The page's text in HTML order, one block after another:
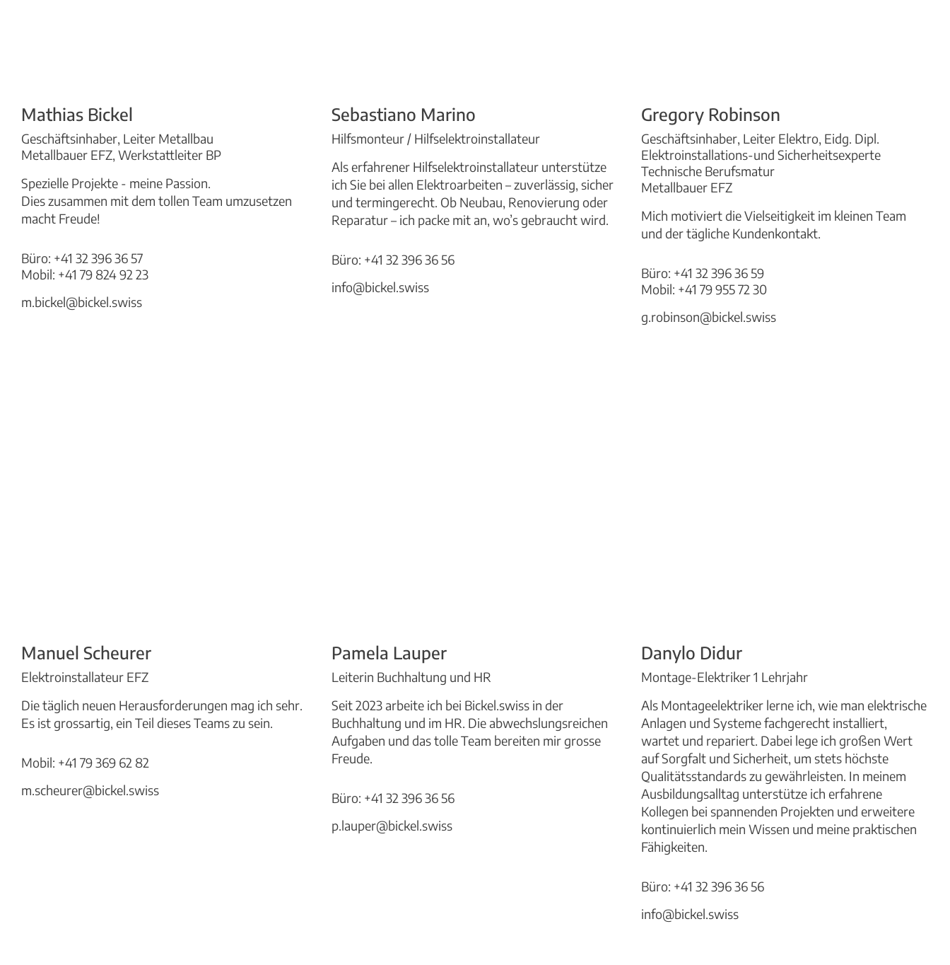
Mathias Bickel
Geschäftsinhaber, Leiter Metallbau
Metallbauer EFZ, Werkstattleiter BP
Spezielle Projekte - meine Passion.
Dies zusammen mit dem tollen Team umzusetzen
macht Freude!
m.bickel@bickel.swiss
Büro: +41 32 396 36 57
Mobil: +41 79 824 92 23
Sebastiano Marino
Hilfsmonteur / Hilfselektroinstallateur
Als erfahrener Hilfselektroinstallateur unterstütze
ich Sie bei allen Elektroarbeiten – zuverlässig, sicher
und termingerecht. Ob Neubau, Renovierung oder
Reparatur – ich packe mit an, wo’s gebraucht wird.
info@bickel.swiss
Büro: +41 32 396 36 56
Gregory Robinson
Geschäftsinhaber, Leiter Elektro, Eidg. Dipl.
Elektroinstallations-und Sicherheitsexperte
Technische Berufsmatur
Metallbauer EFZ
Mich motiviert die Vielseitigkeit im kleinen Team
und der tägliche Kundenkontakt.
g.robinson@bickel.swiss
Büro: +41 32 396 36 59
Mobil: +41 79 955 72 30
Manuel Scheurer
Elektroinstallateur EFZ
Die täglich neuen Herausforderungen mag ich sehr.
Es ist grossartig, ein Teil dieses Teams zu sein.
m.scheurer@bickel.swiss
Mobil: +41 79 369 62 82
Pamela Lauper
Leiterin Buchhaltung und HR
Seit 2023 arbeite ich bei Bickel.swiss in der
Buchhaltung und im HR. Die abwechslungsreichen
Aufgaben und das tolle Team bereiten mir grosse
Freude.
p.lauper@bickel.swiss
Büro: +41 32 396 36 56
Danylo Didur
Montage-Elektriker 1 Lehrjahr
Als Montageelektriker lerne ich, wie man elektrische
Anlagen und Systeme fachgerecht installiert,
wartet und repariert. Dabei lege ich großen Wert
auf Sorgfalt und Sicherheit, um stets höchste
Qualitätsstandards zu gewährleisten. In meinem
Ausbildungsalltag unterstütze ich erfahrene
Kollegen bei spannenden Projekten und erweitere
kontinuierlich mein Wissen und meine praktischen
Fähigkeiten.
info@bickel.swiss
Büro: +41 32 396 36 56